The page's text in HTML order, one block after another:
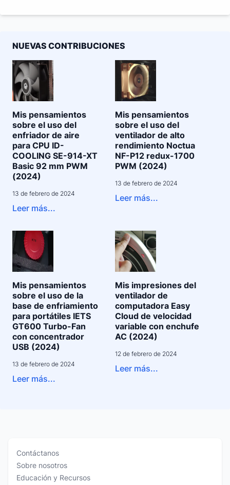
NUEVAS CONTRIBUCIONES
Mis pensamientos
sobre el uso del
enfriador de aire
para CPU ID-
COOLING SE-914-XT
Basic 92 mm PWM
(2024)
13 de febrero de 2024
Leer más...
Mis pensamientos
sobre el uso del
ventilador de alto
rendimiento Noctua
NF-P12 redux-1700
PWM (2024)
13 de febrero de 2024
Leer más...
Mis pensamientos
sobre el uso de la
base de enfriamiento
para portátiles IETS
GT600 Turbo-Fan
con concentrador
USB (2024)
13 de febrero de 2024
Leer más...
Mis impresiones del
ventilador de
computadora Easy
Cloud de velocidad
variable con enchufe
AC (2024)
12 de febrero de 2024
Leer más...
Contáctanos
Sobre nosotros
Educación y Recursos